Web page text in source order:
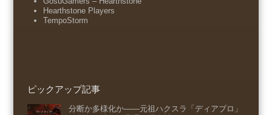
Hearthstone Players
TempoStorm
ピックアップ記事
分断か多様化か――元祖ハクスラ「ディアブロ」